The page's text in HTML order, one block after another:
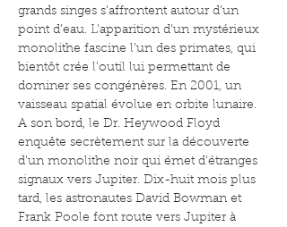
grands singes s’affrontent autour d’un
point d’eau. L’apparition d’un mystérieux
monolithe fascine l’un des primates, qui
bientôt crée l’outil lui permettant de
dominer ses congénères. En 2001, un
vaisseau spatial évolue en orbite lunaire.
A son bord, le Dr. Heywood Floyd
enquête secrètement sur la découverte
d’un monolithe noir qui émet d’étranges
signaux vers Jupiter. Dix-huit mois plus
tard, les astronautes David Bowman et
Frank Poole font route vers Jupiter à